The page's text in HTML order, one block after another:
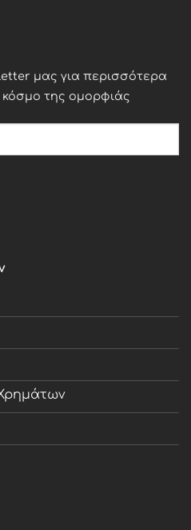
μας για περισσότερα
της ομορφιάς